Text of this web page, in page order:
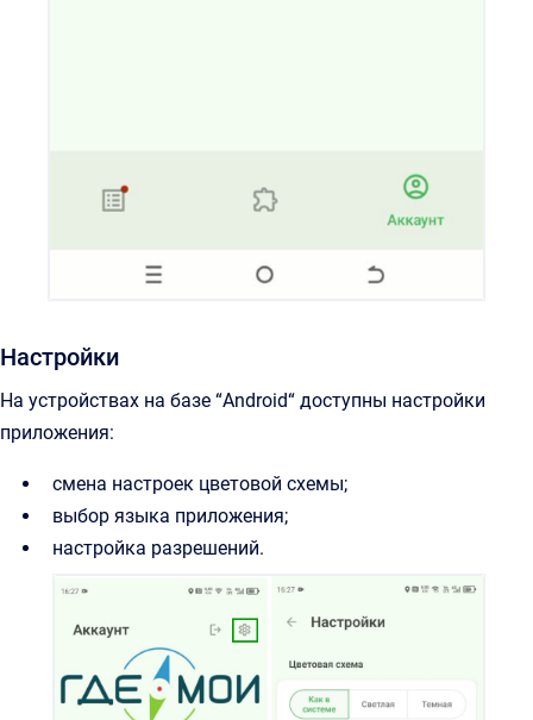
Настройки
На устройствах на базе “Android“ доступны настройки
приложения:
смена настроек цветовой схемы;
выбор языка приложения;
настройка разрешений.